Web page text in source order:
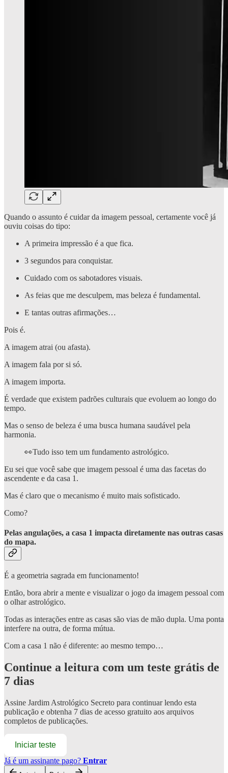
Quando o assunto é cuidar da imagem pessoal, certamente você já
ouviu coisas do tipo:
A primeira impressão é a que fica.
3 segundos para conquistar.
Cuidado com os sabotadores visuais.
As feias que me desculpem, mas beleza é fundamental.
E tantas outras afirmações…
Pois é.
A imagem atrai (ou afasta).
A imagem fala por si só.
A imagem importa.
É verdade que existem padrões culturais que evoluem ao longo do
tempo.
Mas o senso de beleza é uma busca humana saudável pela
harmonia.
👀Tudo isso tem um fundamento astrológico.
Eu sei que você sabe que imagem pessoal é uma das facetas do
ascendente e da casa 1.
Mas é claro que o mecanismo é muito mais sofisticado.
Como?
Pelas angulações, a casa 1 impacta diretamente nas outras casas
do mapa.
É a geometria sagrada em funcionamento!
Então, bora abrir a mente e visualizar o jogo da imagem pessoal com
o olhar astrológico.
Todas as interações entre as casas são vias de mão dupla. Uma ponta
interfere na outra, de forma mútua.
Com a casa 1 não é diferente: ao mesmo tempo…
Continue a leitura com um teste grátis de
7 dias
Assine Jardim Astrológico Secreto para continuar lendo esta
publicação e obtenha 7 dias de acesso gratuito aos arquivos
completos de publicações.
Iniciar teste
Já é um assinante pago? Entrar